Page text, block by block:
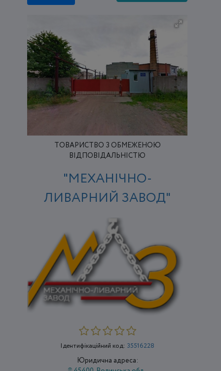
ТОВАРИСТВО З ОБМЕЖЕНОЮ
ВІДПОВІДАЛЬНІСТЮ
"МЕХАНІЧНО-
ЛИВАРНИЙ ЗАВОД"
Ідентифікаційний код: 35516228
Юридична адреса: